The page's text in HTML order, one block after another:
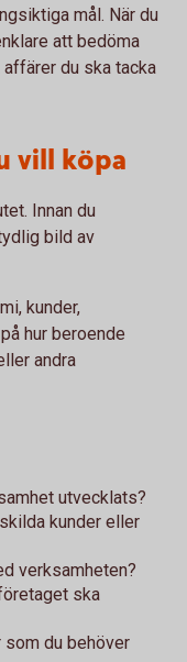
mål. När du
att bedöma
du ska tacka
vill köpa
Innan du
bild av
kunder,
hur beroende
andra
utvecklats?
kunder eller
verksamheten?
ska
du behöver